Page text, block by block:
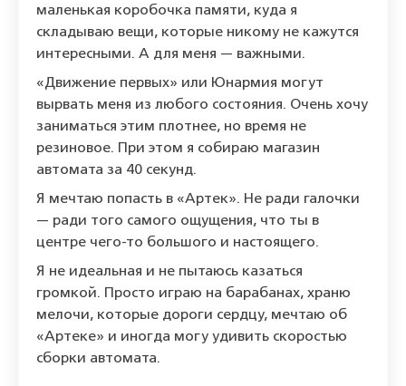
маленькая коробочка памяти, куда я
складываю вещи, которые никому не кажутся
интересными. А для меня — важными.
«Движение первых» или Юнармия могут
вырвать меня из любого состояния. Очень хочу
заниматься этим плотнее, но время не
резиновое. При этом я собираю магазин
автомата за 40 секунд.
Я мечтаю попасть в «Артек». Не ради галочки
— ради того самого ощущения, что ты в
центре чего-то большого и настоящего.
Я не идеальная и не пытаюсь казаться
громкой. Просто играю на барабанах, храню
мелочи, которые дороги сердцу, мечтаю об
«Артеке» и иногда могу удивить скоростью
сборки автомата.